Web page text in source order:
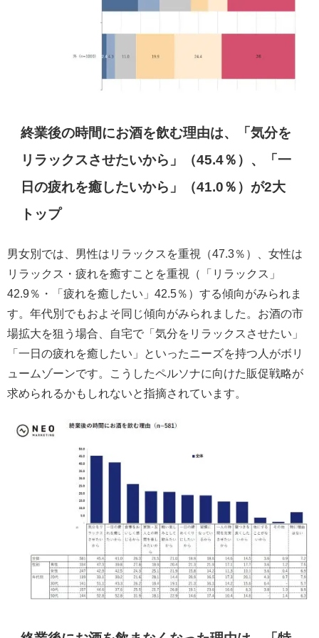
終業後の時間にお酒を飲む理由は、「気分を
リラックスさせたいから」（45.4％）、「一
日の疲れを癒したいから」（41.0％）が2大
トップ
男女別では、男性はリラックスを重視（47.3％）、女性は
リラックス・疲れを癒すことを重視（「リラックス」
42.9％・「疲れを癒したい」42.5％）する傾向がみられま
す。年代別でもおよそ同じ傾向がみられました。お酒の市
場拡大を狙う場合、自宅で「気分をリラックスさせたい」
「一日の疲れを癒したい」といったニーズを持つ人がボリ
ュームゾーンです。こうしたペルソナに向けた販促戦略が
求められるかもしれないと指摘されています。